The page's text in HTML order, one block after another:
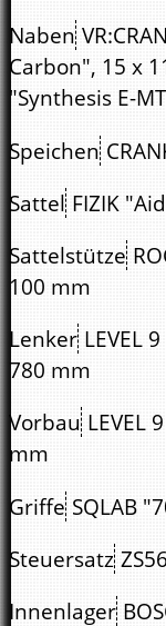
Naben
Carbon", 15 x
"Synthesis E-
Speichen
Sattel FIZIK
Sattelstütze
100 mm
Lenker LEVEL
780 mm
Vorbau LEVEL
mm
Griffe SQLAB
Steuersatz
Innenlager